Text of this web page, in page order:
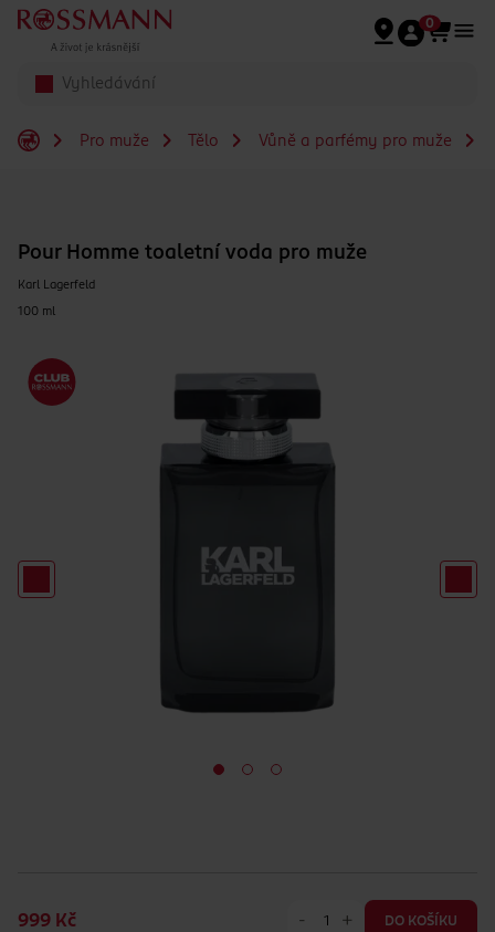
Přeskočit na hlavmní obsah
0
Pro muže Tělo Vůně a parfémy pro muže
Pour Homme toaletní voda pro muže
Karl Lagerfeld
100 ml
999 Kč - + DO KOŠÍKU